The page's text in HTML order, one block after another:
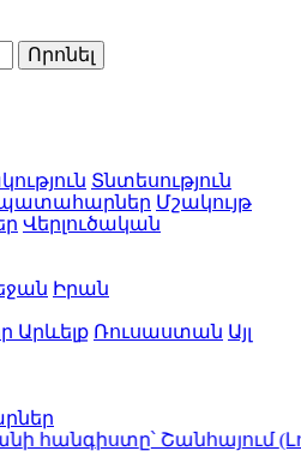
Տնտեսություն
Մշակույթ
Վերլուծական
Իրան
Արևելք Ռուսաստան Այլ
Շանհայում